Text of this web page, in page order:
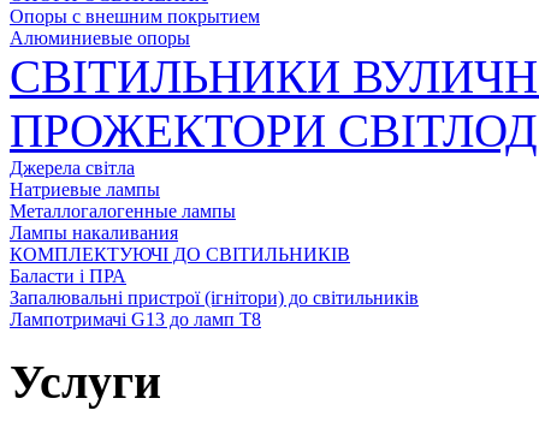
Опоры с внешним покрытием
Алюминиевые опоры
СВІТИЛЬНИКИ
ПРОЖЕКТОРИ
Джерела світла
Натриевые лампы
Металлогалогенные лампы
Лампы накаливания
КОМПЛЕКТУЮЧІ ДО СВІТИЛЬНИКІВ
Баласти і ПРА
Запалювальні пристрої (ігнітори) до світильників
Лампотримачі G13 до ламп Т8
Услуги